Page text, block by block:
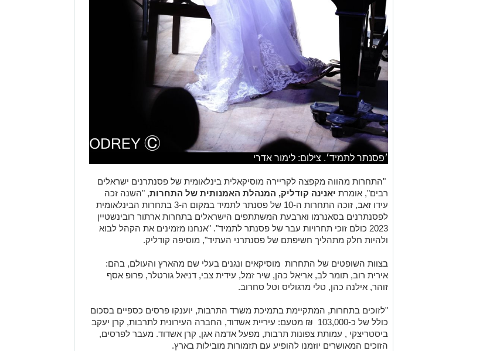
׳פסנתר לתמיד׳. צילום: לימור אדרי
"התחרות מהווה מקפצה לקריירה מוסיקאלית בינלאומית של פסנתרנים ישראלים
רבים", אומרת יאנינה קודליק, המנהלת האמנותית של התחרות, "השנה זכה
עידו זאב, זוכה התחרות ה-10 של פסנתר לתמיד במקום ה-3 בתחרות הבינלאומית
לפסנתרנים בסאנרמו וארבעת המשתתפים הישראלים בתחרות ארתור רובינשטיין
2023 כולם זוכי תחרויות עבר של פסנתר לתמיד". "אנחנו מזמינים את הקהל לבוא
ולהיות חלק מתהליך חשיפתם של פסנתרני העתיד", מוסיפה קודליק.
בצוות השופטים של התחרות מוסיקאים ונגנים בעלי שם מהארץ והעולם, בהם:
אירית רוב, תומר לב, אריאל כהן, שיר זמל, עידית צבי, דניאל גורטלר, פרופ אסף
זוהר, אילנה כהן, טלי מרגוליס וטל סחרוב.
"לזוכים בתחרות, המתקיימת בתמיכת משרד התרבות, יוענקו פרסים כספיים בסכום
כולל של כ-103,000 ₪ מטעם: עיריית אשדוד, החברה העירונית לתרבות, קרן יעקב
ביסטריצקי , עמותת צפונות תרבות, מפעל אדמה אגן, קרן אשדוד. מעבר לפרסים,
הזוכים המאושרים יוזמנו להופיע עם תזמורות מובילות בארץ.